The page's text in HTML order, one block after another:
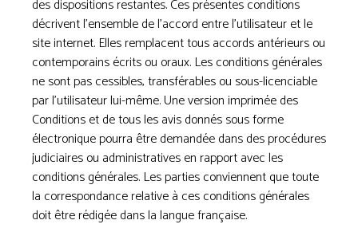
des dispositions restantes. Ces présentes conditions
décrivent l’ensemble de l’accord entre l’utilisateur et le
site internet. Elles remplacent tous accords antérieurs ou
contemporains écrits ou oraux. Les conditions générales
ne sont pas cessibles, transférables ou sous-licenciable
par l’utilisateur lui-même. Une version imprimée des
Conditions et de tous les avis donnés sous forme
électronique pourra être demandée dans des procédures
judiciaires ou administratives en rapport avec les
conditions générales. Les parties conviennent que toute
la correspondance relative à ces conditions générales
doit être rédigée dans la langue française.